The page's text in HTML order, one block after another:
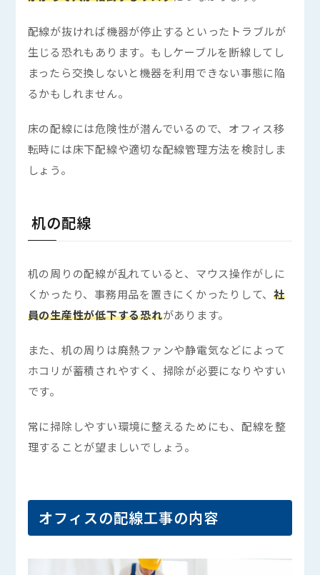
配線が抜ければ機器が停止するといったトラブルが
生じる恐れもあります。もしケーブルを断線してし
まったら交換しないと機器を利用できない事態に陥
るかもしれません。
床の配線には危険性が潜んでいるので、オフィス移
転時には床下配線や適切な配線管理方法を検討しま
しょう。
机の配線
机の周りの配線が乱れていると、マウス操作がしに
くかったり、事務用品を置きにくかったりして、社
員の生産性が低下する恐れがあります。
また、机の周りは廃熱ファンや静電気などによって
ホコリが蓄積されやすく、掃除が必要になりやすい
です。
常に掃除しやすい環境に整えるためにも、配線を整
理することが望ましいでしょう。
オフィスの配線工事の内容